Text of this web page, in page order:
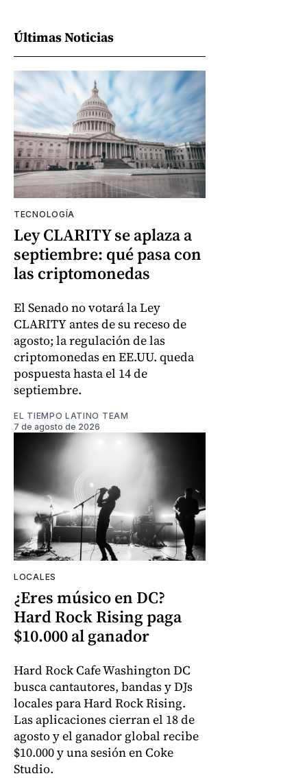
Últimas Noticias
TECNOLOGÍA
Ley CLARITY se aplaza a
septiembre: qué pasa con
las criptomonedas
El Senado no votará la Ley
CLARITY antes de su receso de
agosto; la regulación de las
criptomonedas en EE.UU. queda
pospuesta hasta el 14 de
septiembre.
EL TIEMPO LATINO TEAM
7 de agosto de 2026
LOCALES
¿Eres músico en DC?
Hard Rock Rising paga
$10.000 al ganador
Hard Rock Cafe Washington DC
busca cantautores, bandas y DJs
locales para Hard Rock Rising.
Las aplicaciones cierran el 18 de
agosto y el ganador global recibe
$10.000 y una sesión en Coke
Studio.